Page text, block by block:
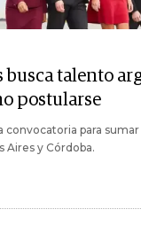
busca talento
postularse
convocatoria para
Aires y Córdoba.